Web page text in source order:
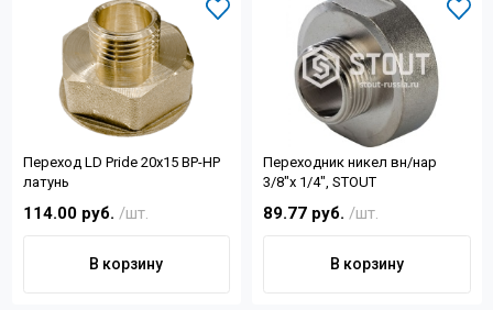
Переход LD Pride 20х15 ВР-НР
латунь
114.00 руб. /шт.
В корзину
Переходник никел вн/нар
3/8"х 1/4", STOUT
89.77 руб. /шт.
В корзину